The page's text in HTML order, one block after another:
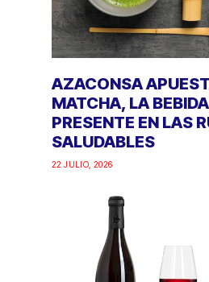
AZACONSA
MATCHA, LA
PRESENTE EN LAS
SALUDABLES
22 JULIO, 2026